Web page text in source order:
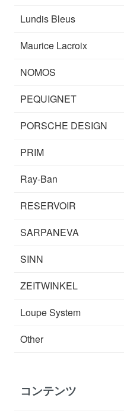
Lundis Bleus
Maurice Lacroix
NOMOS
PEQUIGNET
PORSCHE DESIGN
PRIM
Ray-Ban
RESERVOIR
SARPANEVA
SINN
ZEITWINKEL
Loupe System
Other
コンテンツ